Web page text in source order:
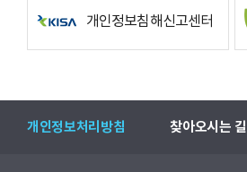
개인정보침해신고센터
개인정보처리방침 찾아오시는 길